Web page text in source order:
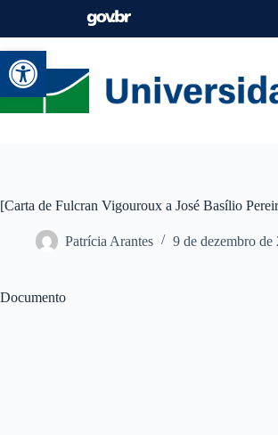
Abrir a barra de
[Carta de Fulcran Vigouroux a José Basílio
Patrícia Arantes 9 de dezembro de
Documento